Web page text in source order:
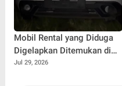
Mobil Rental yang Diduga
Digelapkan Ditemukan di
Hutan Buleleng, GPS
Jul 29, 2026